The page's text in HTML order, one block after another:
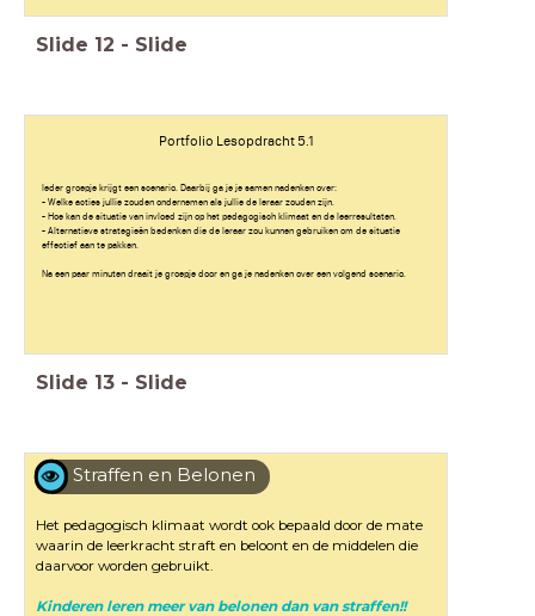
Slide 12 - Slide
Portfolio Lesopdracht 5.1
Ieder groepje krijgt een scenario. Daarbij ga je je samen nadenken over:
- Welke acties jullie zouden ondernemen als jullie de leraar zouden zijn.
- Hoe kan de situatie van invloed zijn op het pedagogisch klimaat en de leerresultaten.
- Alternatieve strategieën bedenken die de leraar zou kunnen gebruiken om de situatie
effectief aan te pakken.
Na een paar minuten draait je groepje door en ga je nadenken over een volgend scenario.
Slide 13 - Slide
Straffen en Belonen
Het pedagogisch klimaat wordt ook bepaald door de mate
waarin de leerkracht straft en beloont en de middelen die
daarvoor worden gebruikt.
Kinderen leren meer van belonen dan van straffen!!